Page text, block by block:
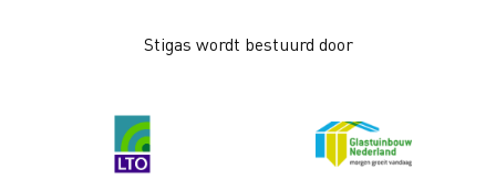
Stigas wordt bestuurd door